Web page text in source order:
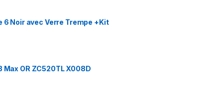
Noir avec Verre Trempe +Kit
OR ZC520TL X008D